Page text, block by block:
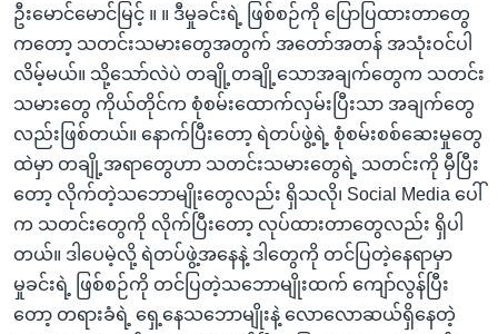
ဦးမောင်မောင်မြင့် ။ ။ ဒီမှုခင်းရဲ့ ဖြစ်စဉ်ကို ပြောပြထားတာတွေ
ကတော့ သတင်းသမားတွေအတွက် အတော်အတန် အသုံးဝင်ပါ
လိမ့်မယ်။ သို့သော်လဲပဲ တချို့တချို့သောအချက်တွေက သတင်း
သမားတွေ ကိုယ်တိုင်က စုံစမ်းထောက်လှမ်းပြီးသာ အချက်တွေ
လည်းဖြစ်တယ်။ နောက်ပြီးတော့ ရဲတပ်ဖွဲ့ရဲ့ စုံစမ်းစစ်ဆေးမှုတွေ
ထဲမှာ တချို့အရာတွေဟာ သတင်းသမားတွေရဲ့ သတင်းကို မှီပြီး
တော့ လိုက်တဲ့သဘောမျိုးတွေလည်း ရှိသလို၊ Social Media ပေါ်
က သတင်းတွေကို လိုက်ပြီးတော့ လုပ်ထားတာတွေလည်း ရှိပါ
တယ်။ ဒါပေမဲ့လို့ ရဲတပ်ဖွဲ့အနေနဲ့ ဒါတွေကို တင်ပြတဲ့နေရာမှာ
မှုခင်းရဲ့ ဖြစ်စဉ်ကို တင်ပြတဲ့သဘောမျိုးထက် ကျော်လွန်ပြီး
တော့ တရားခံရဲ့ ရှေ့နေသဘောမျိုးနဲ့ လောလောဆယ်ရှိနေတဲ့